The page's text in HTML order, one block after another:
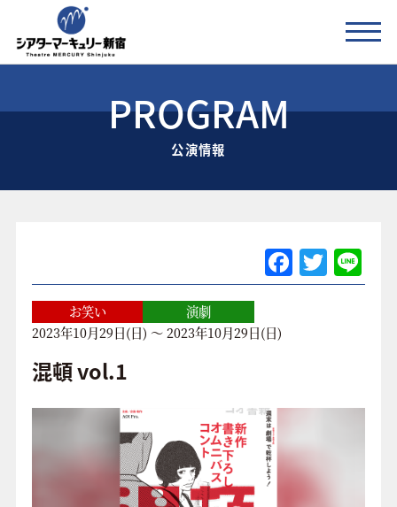
公演情報
アクセス
協賛企業 / 運営会社
PROGRAM
公演情報
F
a
o
k
T
w
お笑い
演劇
2023年10月29日(日) ～ 2023年10月29日(日)
混頓 vol.1